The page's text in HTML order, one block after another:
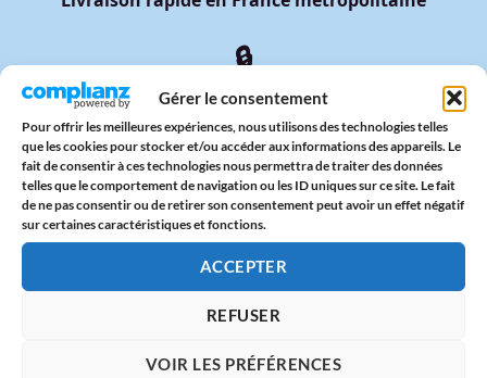
Gérer le consentement
Pour offrir les meilleures expériences, nous utilisons des technologies telles
que les cookies pour stocker et/ou accéder aux informations des appareils. Le
fait de consentir à ces technologies nous permettra de traiter des données
telles que le comportement de navigation ou les ID uniques sur ce site. Le fait
de ne pas consentir ou de retirer son consentement peut avoir un effet négatif
sur certaines caractéristiques et fonctions.
ACCEPTER
REFUSER
VOIR LES PRÉFÉRENCES
🔒
Paiement sécurisé
CB & PayPal sur serveur protégé
🇫🇷
Atelier en France
Imprimé avec amour dans notre atelier à
Marseille
💬
Service client humain